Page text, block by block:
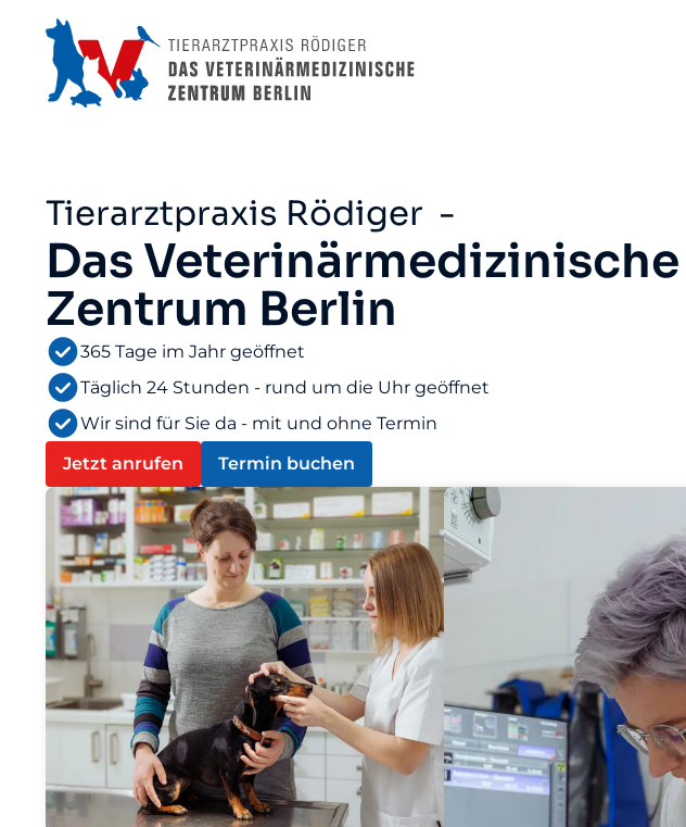
Tierarztpraxis Rödiger -
Das Veterinärmedizinische
Zentrum Berlin
365 Tage im Jahr geöffnet
Täglich 24 Stunden - rund um die Uhr geöffnet
Wir sind für Sie da - mit und ohne Termin
Jetzt anrufen
Termin buchen